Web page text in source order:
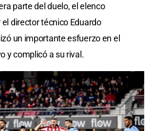
parte del duelo, el elenco
director técnico Eduardo
un importante esfuerzo en el
y complicó a su rival.